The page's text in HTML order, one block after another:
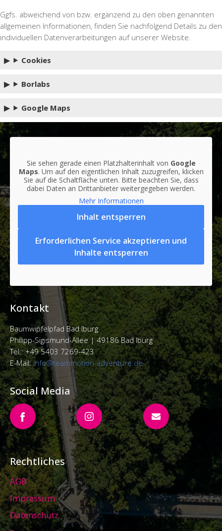
Ggfs. abweichend von bzw. ergänzend zu den oben genannten
allgemeinen Informationen, finden Sie nachfolgend Details zu den
individuellen Datenverarbeitungen auf unserer Website.
Cookies
Borlabs
Google Maps
Sie sehen gerade einen Platzhalterinhalt von Google
Maps. Um auf den eigentlichen Inhalt zuzugreifen, klicken
Sie auf die Schaltfläche unten. Bitte beachten Sie, dass
dabei Daten an Drittanbieter weitergegeben werden.
Mehr Informationen
Inhalt entsperren
Erforderlichen Service akzeptieren und
Inhalte entsperren
Kontakt
Baumwipfelpfad Bad Iburg
Philipp-Sigismund-Allee | 49186 Bad Iburg
Tel.: +49 5403 7269-423
E-Mail:info@teammotion-adventure.de
Social Media
Rechtliches
AGB
Impressum
Datenschutz